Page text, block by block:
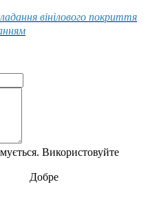
вінілового покриття
Використовуйте
Добре